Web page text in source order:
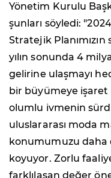
Yönetim Kurulu
şunları söyledi:
Stratejik
yılın sonunda 4
gelirine ulaşmayı
bir büyümeye işaret
olumlu ivmenin
uluslararası moda
konumumuzu
koyuyor. Zorlu
farklılaşan değer